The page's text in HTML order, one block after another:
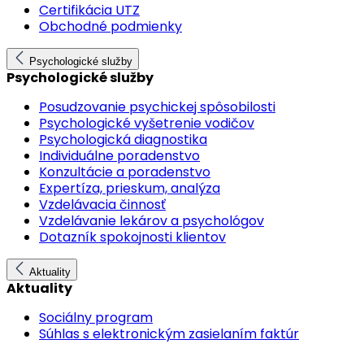
Certifikácia UTZ
Obchodné podmienky
Psychologické služby
Psychologické služby
Posudzovanie psychickej spôsobilosti
Psychologické vyšetrenie vodičov
Psychologická diagnostika
Individuálne poradenstvo
Konzultácie a poradenstvo
Expertíza, prieskum, analýza
Vzdelávacia činnosť
Vzdelávanie lekárov a psychológov
Dotazník spokojnosti klientov
Aktuality
Aktuality
Sociálny program
Súhlas s elektronickým zasielaním faktúr